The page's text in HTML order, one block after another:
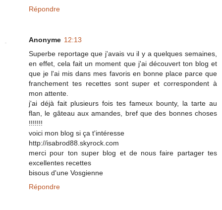
Répondre
Anonyme 12:13
Superbe reportage que j'avais vu il y a quelques semaines,
en effet, cela fait un moment que j'ai découvert ton blog et
que je l'ai mis dans mes favoris en bonne place parce que
franchement tes recettes sont super et correspondent à
mon attente.
j'ai déjà fait plusieurs fois tes fameux bounty, la tarte au
flan, le gâteau aux amandes, bref que des bonnes choses
!!!!!!!
voici mon blog si ça t'intéresse
http://isabrod88.skyrock.com
merci pour ton super blog et de nous faire partager tes
excellentes recettes
bisous d'une Vosgienne
Répondre